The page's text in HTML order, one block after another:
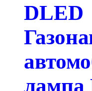
DLED
лампа